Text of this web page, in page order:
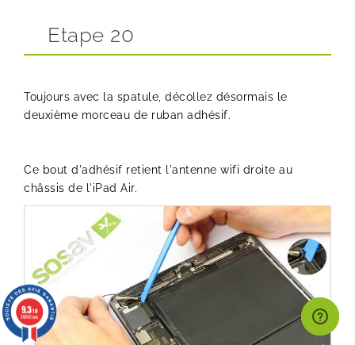
Etape 20
Toujours avec la spatule, décollez désormais le
deuxième morceau de ruban adhésif.
Ce bout d'adhésif retient l'antenne wifi droite au
châssis de l'iPad Air.
9.3/10
26996 avis